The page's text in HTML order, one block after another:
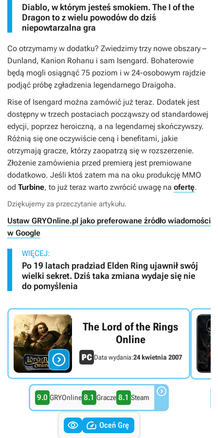
Diablo, w którym jesteś smokiem. The I of the
Dragon to z wielu powodów do dziś
niepowtarzalna gra
Co otrzymamy w dodatku? Zwiedzimy trzy nowe obszary –
Dunland, Kanion Rohanu i sam Isengard. Bohaterowie
będą mogli osiągnąć 75 poziom i w 24-osobowym rajdzie
podjąć próbę zgładzenia legendarnego Draigoha.
Rise of Isengard można zamówić już teraz. Dodatek jest
dostępny w trzech postaciach począwszy od standardowej
edycji, poprzez heroiczną, a na legendarnej skończywszy.
Różnią się one oczywiście ceną i benefitami, jakie
otrzymają gracze, którzy zaopatrzą się w rozszerzenie.
Złożenie zamówienia przed premierą jest premiowane
dodatkowo. Jeśli ktoś zatem ma na oku produkcję MMO
od Turbine, to już teraz warto zwrócić uwagę na ofertę.
Dziękujemy za przeczytanie artykułu.
Ustaw GRYOnline.pl jako preferowane źródło wiadomości
w Google
WIĘCEJ:
Po 19 latach pradziad Elden Ring ujawnił swój
wielki sekret. Dziś taka zmiana wydaje się nie
do pomyślenia

The Lord of the Rings
Online
Data wydania:24 kwietnia 2007
9.0 GRYOnline 8.1 Gracze 8.1 Steam 
  Oceń Grę